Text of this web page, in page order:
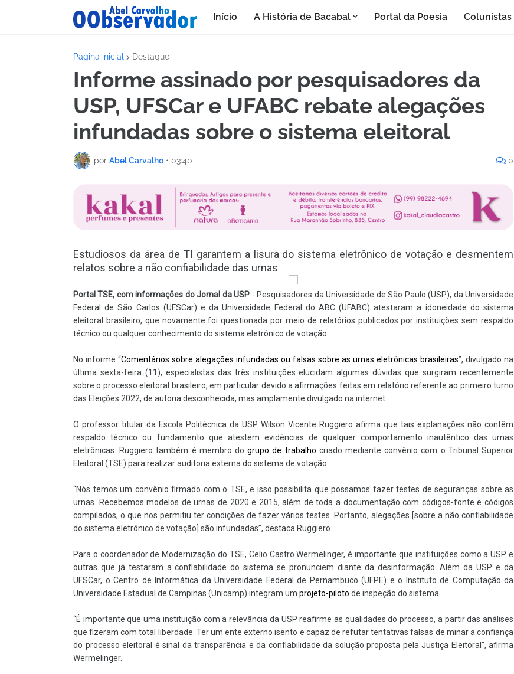
Início A História de Bacabal Portal da Poesia Colunistas
Página inicial Destaque
Informe assinado por pesquisadores da
USP, UFSCar e UFABC rebate alegações
infundadas sobre o sistema eleitoral
por Abel Carvalho • 03:40 0
Estudiosos da área de TI garantem a lisura do sistema eletrônico de votação e desmentem
relatos sobre a não confiabilidade das urnas
Portal TSE, com informações do Jornal da USP - Pesquisadores da Universidade de São Paulo (USP), da Universidade
Federal de São Carlos (UFSCar) e da Universidade Federal do ABC (UFABC) atestaram a idoneidade do sistema
eleitoral brasileiro, que novamente foi questionada por meio de relatórios publicados por instituições sem respaldo
técnico ou qualquer conhecimento do sistema eletrônico de votação.
No informe “Comentários sobre alegações infundadas ou falsas sobre as urnas eletrônicas brasileiras”, divulgado na
última sexta-feira (11), especialistas das três instituições elucidam algumas dúvidas que surgiram recentemente
sobre o processo eleitoral brasileiro, em particular devido a afirmações feitas em relatório referente ao primeiro turno
das Eleições 2022, de autoria desconhecida, mas amplamente divulgado na internet.
O professor titular da Escola Politécnica da USP Wilson Vicente Ruggiero afirma que tais explanações não contêm
respaldo técnico ou fundamento que atestem evidências de qualquer comportamento inautêntico das urnas
eletrônicas. Ruggiero também é membro dogrupo de trabalho criado mediante convênio com o Tribunal Superior
Eleitoral (TSE) para realizar auditoria externa do sistema de votação.
“Nós temos um convênio firmado com o TSE, e isso possibilita que possamos fazer testes de seguranças sobre as
urnas. Recebemos modelos de urnas de 2020 e 2015, além de toda a documentação com códigos-fonte e códigos
compilados, o que nos permitiu ter condições de fazer vários testes. Portanto, alegações [sobre a não confiabilidade
do sistema eletrônico de votação] são infundadas”, destaca Ruggiero.
Para o coordenador de Modernização do TSE, Celio Castro Wermelinger, é importante que instituições como a USP e
outras que já testaram a confiabilidade do sistema se pronunciem diante da desinformação. Além da USP e da
UFSCar, o Centro de Informática da Universidade Federal de Pernambuco (UFPE) e o Instituto de Computação da
Universidade Estadual de Campinas (Unicamp) integram um projeto-piloto de inspeção do sistema.
“É importante que uma instituição com a relevância da USP reafirme as qualidades do processo, a partir das análises
que fizeram com total liberdade. Ter um ente externo isento e capaz de refutar tentativas falsas de minar a confiança
do processo eleitoral é sinal da transparência e da confiabilidade da solução proposta pela Justiça Eleitoral”, afirma
Wermelinger.